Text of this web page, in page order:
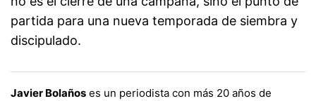
partida para una nueva temporada de siembra y
discipulado.
Javier Bolaños es un periodista con más 20 años de